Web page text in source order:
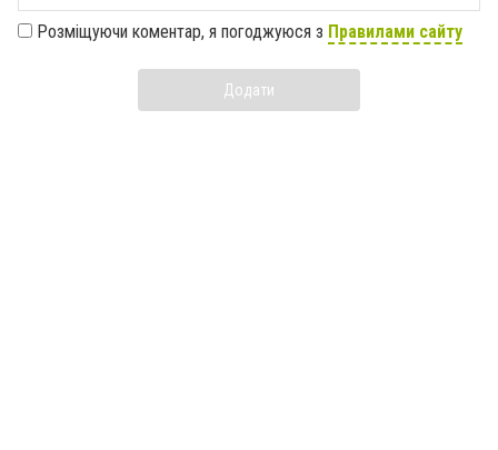
Розміщуючи коментар, я погоджуюся з Правилами сайту
Додати